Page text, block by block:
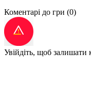
Коментарі до гри (0)
Увійдіть, щоб залишати